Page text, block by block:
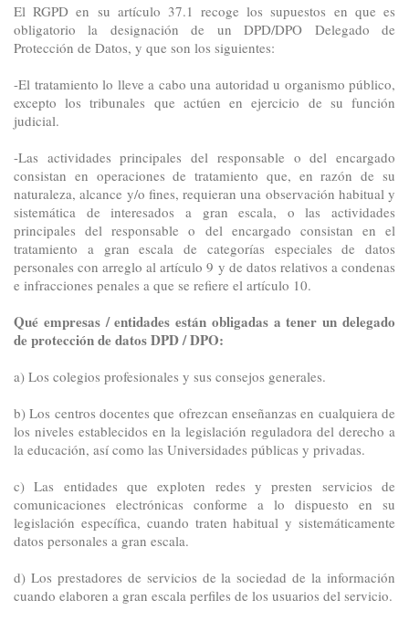
El RGPD en su artículo 37.1 recoge los supuestos en que es
obligatorio la designación de un DPD/DPO Delegado de
Protección de Datos, y que son los siguientes:
-El tratamiento lo lleve a cabo una autoridad u organismo público,
excepto los tribunales que actúen en ejercicio de su función
judicial.
-Las actividades principales del responsable o del encargado
consistan en operaciones de tratamiento que, en razón de su
naturaleza, alcance y/o fines, requieran una observación habitual y
sistemática de interesados a gran escala, o las actividades
principales del responsable o del encargado consistan en el
tratamiento a gran escala de categorías especiales de datos
personales con arreglo al artículo 9 y de datos relativos a condenas
e infracciones penales a que se refiere el artículo 10.
Qué empresas / entidades están obligadas a tener un delegado
de protección de datos DPD / DPO:
a) Los colegios profesionales y sus consejos generales.
b) Los centros docentes que ofrezcan enseñanzas en cualquiera de
los niveles establecidos en la legislación reguladora del derecho a
la educación, así como las Universidades públicas y privadas.
c) Las entidades que exploten redes y presten servicios de
comunicaciones electrónicas conforme a lo dispuesto en su
legislación específica, cuando traten habitual y sistemáticamente
datos personales a gran escala.
d) Los prestadores de servicios de la sociedad de la información
cuando elaboren a gran escala perfiles de los usuarios del servicio.